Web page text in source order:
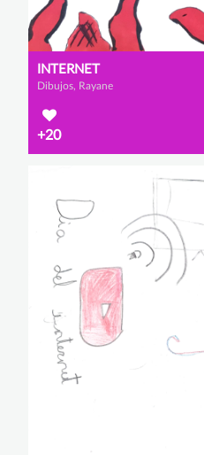
INTERNET
Dibujos, Rayane
+20